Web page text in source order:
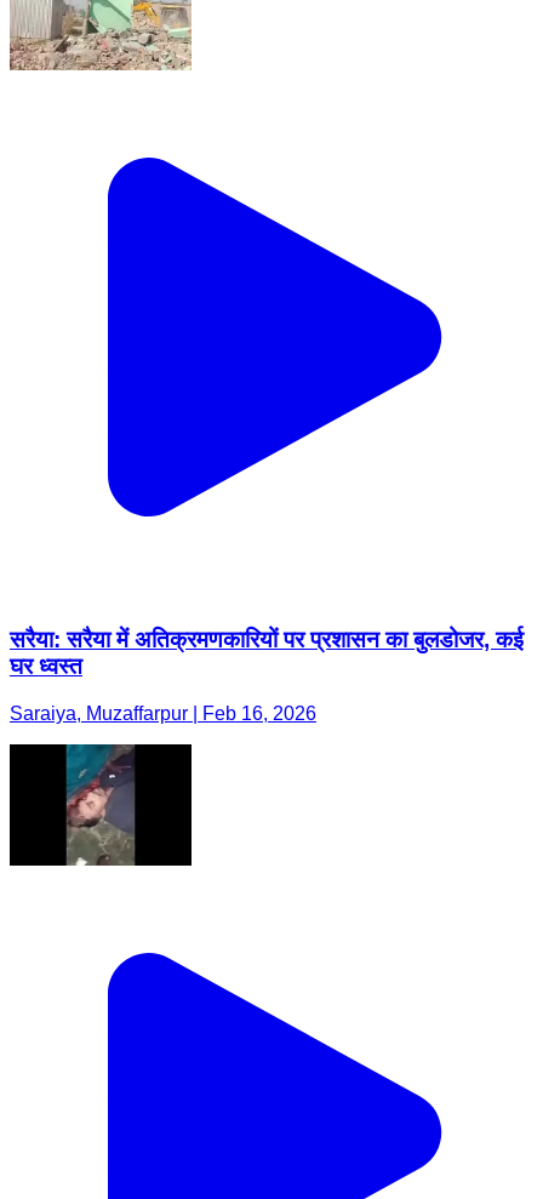
सरैया: सरैया में अतिक्रमणकारियों पर प्रशासन का बुलडोजर, कई
घर ध्वस्त
Saraiya, Muzaffarpur | Feb 16, 2026